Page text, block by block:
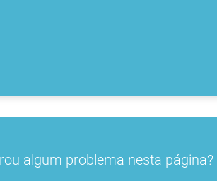
algum problema nesta página?